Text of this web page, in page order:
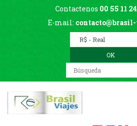
Contactenos 00 55 11
E-mail: